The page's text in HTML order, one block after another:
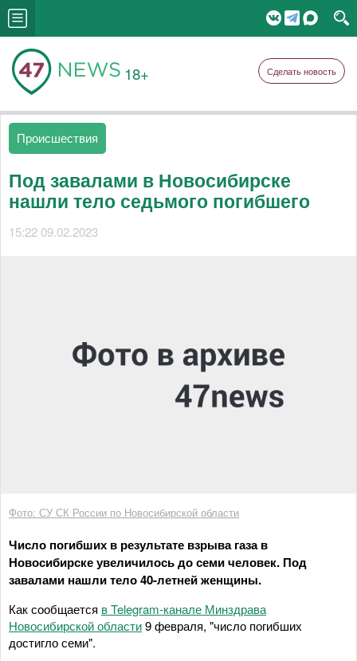
18+ Сделать новость
Происшествия
Под завалами в Новосибирске
нашли тело седьмого погибшего
15:22 09.02.2023
Фото: СУ СК России по Новосибирской области
Число погибших в результате взрыва газа в
Новосибирске увеличилось до семи человек. Под
завалами нашли тело 40-летней женщины.
Как сообщается в Telegram-канале Минздрава
Новосибирской области9 февраля, "число погибших
достигло семи".